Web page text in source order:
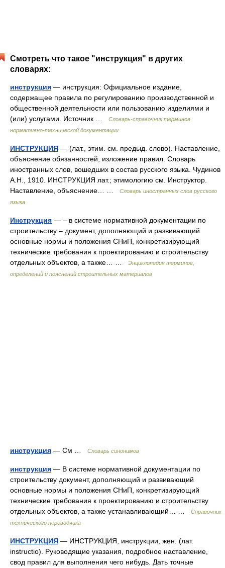
Смотреть что такое "инструкция" в других
словарях:
инструкция — инструкция: Официальное издание,
содержащее правила по регулированию производственной и
общественной деятельности или пользованию изделиями и
(или) услугами. Источник …
Словарь-справочник терминов
нормативно-технической документации
ИНСТРУКЦИЯ — (лат., этим. см. предыд. слово). Наставление,
объяснение обязанностей, изложение правил. Словарь
иностранных слов, вошедших в состав русского языка. Чудинов
А.Н., 1910. ИНСТРУКЦИЯ лат.; этимологию см. Инструктор.
Наставление, объяснение… …
Словарь иностранных слов русского
языка
Инструкция — – в системе нормативной документации по
строительству – документ, дополняющий и развивающий
основные нормы и положения СНиП, конкретизирующий
технические требования к проектированию и строительству
отдельных объектов, а также… …
Энциклопедия терминов,
определений и пояснений строительных материалов
инструкция — См … Словарь синонимов
инструкция — В системе нормативной документации по
строительству документ, дополняющий и развивающий
основные нормы и положения СНиП, конкретизирующий
технические требования к проектированию и строительству
отдельных объектов, а также устанавливающий… …
Справочник
технического переводчика
ИНСТРУКЦИЯ — ИНСТРУКЦИЯ, инструкции, жен. (лат.
instructio). Руководящие указания, подробное наставление,
свод правил для выполнения чего нибудь. Дать точные